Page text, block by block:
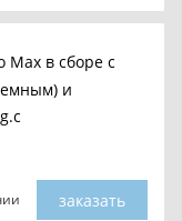
Max в сборе c
и
заказать